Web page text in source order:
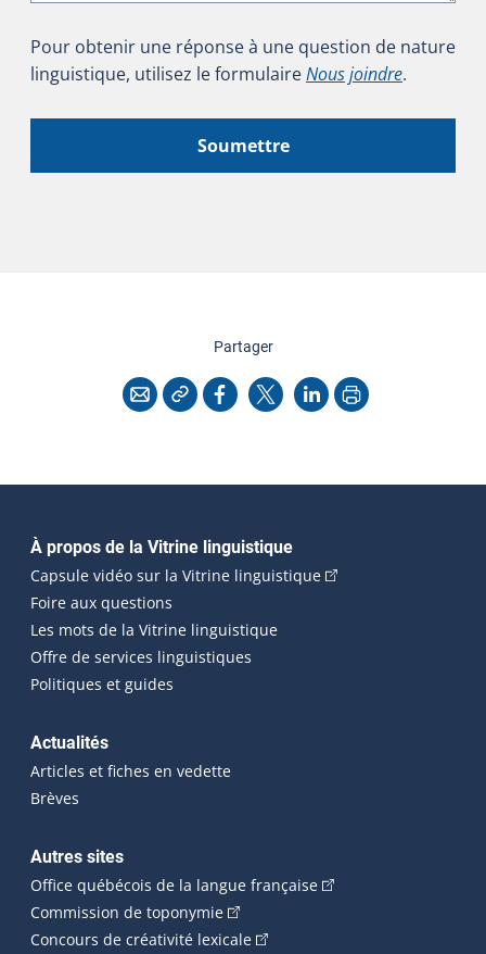
Pour obtenir une réponse à une question de nature
linguistique, utilisez le formulaireNous joindre.
Soumettre
Partagercette page
CourrielCopier l'adresse
Facebook
X LinkedInImprimer
Navigation principale
À propos de la Vitrine linguistique
Capsule vidéo sur la Vitrine linguistique(Cet hyperlien
Foire aux questions
Les mots de la Vitrine linguistique
Offre de services linguistiques
Politiques et guides
Actualités
Articles et fiches en vedette
Brèves
Autres sites
Office québécois de la langue française(Cet hyperlien
Commission de toponymie(Cet hyperlien externe s'ouvrira
Concours de créativité lexicale(Cet hyperlien externe